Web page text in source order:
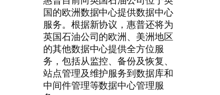
国的欧洲数据中心提供数据中心
服务。根据新协议，惠普还将为
英国石油公司的欧洲、美洲地区
的其他数据中心提供全方位服
务，包括从监控、备份及恢复、
站点管理及维护服务到数据库和
中间件管理等数据中心管理服